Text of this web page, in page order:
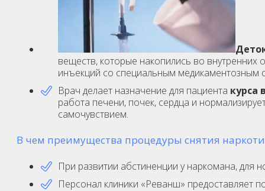
веществ, которые накопились во
инъекций со специальным медикаментозным
Врач делает назначение для пациента курса
работа печени, почек, сердца и
самочувствием.
В чем преимущества процедуры снятия
При развитии абстиненции у наркомана, для
Персонал клиники «Реванш»